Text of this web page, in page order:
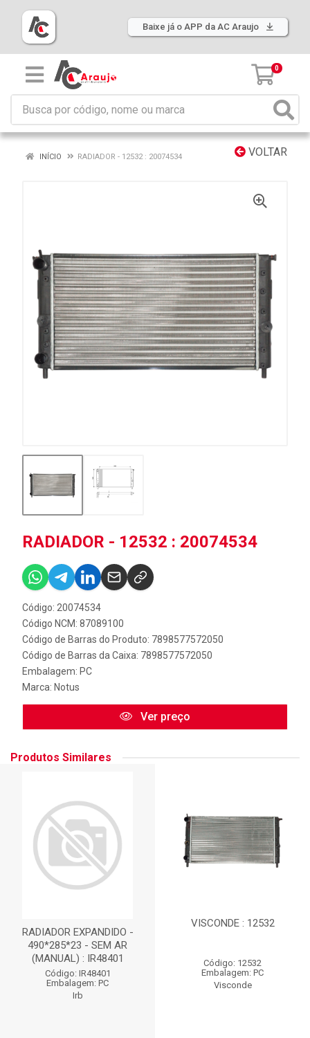
Baixe já o APP da AC Araujo
0
VOLTAR
INÍCIO RADIADOR - 12532 : 20074534
RADIADOR - 12532 : 20074534
Código: 20074534
Código NCM: 87089100
Código de Barras do Produto: 7898577572050
Código de Barras da Caixa: 7898577572050
Embalagem: PC
Marca: Notus
Ver preço
Produtos Similares
RADIADOR EXPANDIDO -
490*285*23 - SEM AR
(MANUAL) : IR48401
Código: IR48401
Embalagem: PC
Irb
VISCONDE : 12532
Código: 12532
Embalagem: PC
Visconde